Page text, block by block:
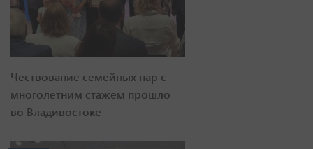
Чествование семейных пар с
многолетним стажем прошло
во Владивостоке